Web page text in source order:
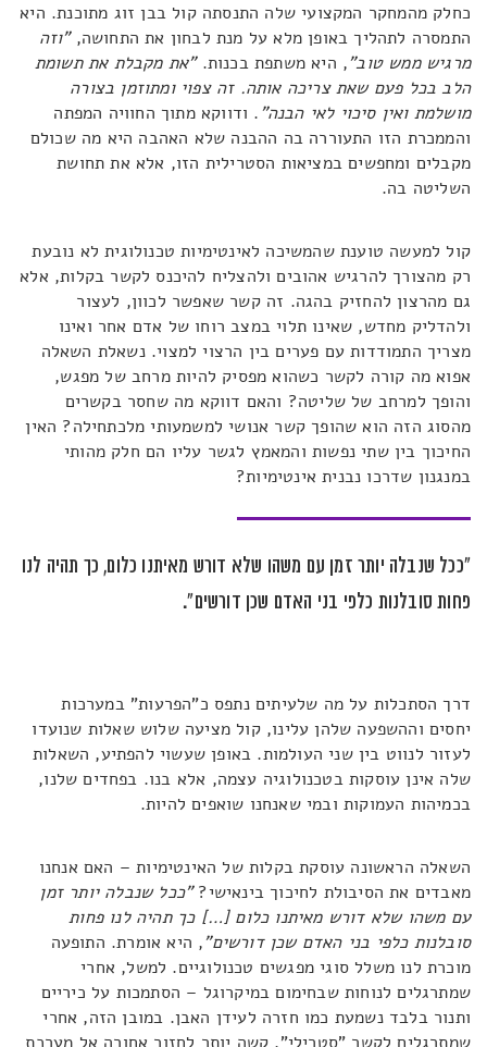
כחלק מהמחקר המקצועי שלה התנסתה קול בבן זוג מתוכנת. היא
התמסרה לתהליך באופן מלא על מנת לבחון את התחושה,"וזה
מרגיש ממש טוב", היא משתפת בכנות."את מקבלת את תשומת
הלב בכל פעם שאת צריכה אותה. זה צפוי ומתוזמן בצורה
מושלמת ואין סיכוי לאי הבנה". ודווקא מתוך החוויה המפתה
והממכרת הזו התעוררה בה ההבנה שלא האהבה היא מה שכולם
מקבלים ומחפשים במציאות הסטרילית הזו, אלא את תחושת
השליטה בה.
קול למעשה טוענת שהמשיכה לאינטימיות טכנולוגית לא נובעת
רק מהצורך להרגיש אהובים ולהצליח להיכנס לקשר בקלות, אלא
גם מהרצון להחזיק בהגה. זה קשר שאפשר לכוון, לעצור
ולהדליק מחדש, שאינו תלוי במצב רוחו של אדם אחר ואינו
מצריך התמודדות עם פערים בין הרצוי למצוי. נשאלת השאלה
אפוא מה קורה לקשר כשהוא מפסיק להיות מרחב של מפגש,
והופך למרחב של שליטה? והאם דווקא מה שחסר בקשרים
מהסוג הזה הוא שהופך קשר אנושי למשמעותי מלכתחילה? האין
החיכוך בין שתי נפשות והמאמץ לגשר עליו הם חלק מהותי
במנגנון שדרכו נבנית אינטימיות?
"ככל שנבלה יותר זמן עם משהו שלא דורש מאיתנו כלום, כך תהיה לנו
פחות סובלנות כלפי בני האדם שכן דורשים".
דרך הסתכלות על מה שלעיתים נתפס כ"הפרעות" במערכות
יחסים וההשפעה שלהן עלינו, קול מציעה שלוש שאלות שנועדו
לעזור לנווט בין שני העולמות. באופן שעשוי להפתיע, השאלות
שלה אינן עוסקות בטכנולוגיה עצמה, אלא בנו. בפחדים שלנו,
בכמיהות העמוקות ובמי שאנחנו שואפים להיות.
השאלה הראשונה עוסקת בקלות של האינטימיות – האם אנחנו
מאבדים את הסיבולת לחיכוך בינאישי?"ככל שנבלה יותר זמן
עם משהו שלא דורש מאיתנו כלום […] כך תהיה לנו פחות
סובלנות כלפי בני האדם שכן דורשים", היא אומרת. התופעה
מוכרת לנו משלל סוגי מפגשים טכנולוגיים. למשל, אחרי
שמתרגלים לנוחות שבחימום במיקרוגל – הסתמכות על כיריים
ותנור בלבד נשמעת כמו חזרה לעידן האבן. במובן הזה, אחרי